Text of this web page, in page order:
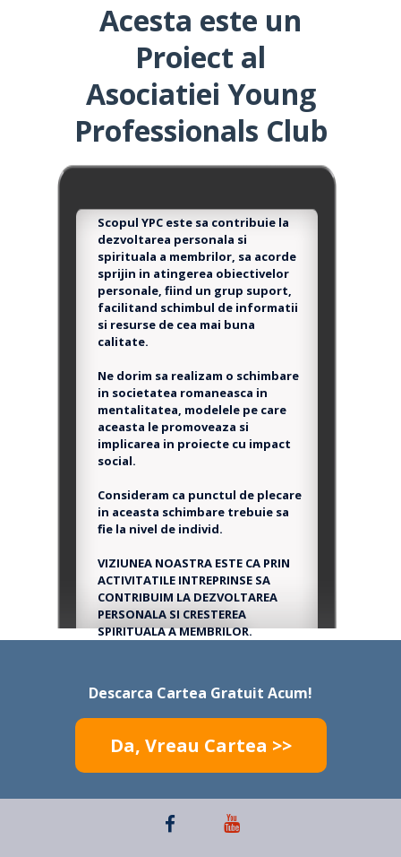
Acesta este un
Proiect al
Asociatiei Young
Professionals Club
Scopul YPC este sa contribuie la
dezvoltarea personala si
spirituala a membrilor, sa acorde
sprijin in atingerea obiectivelor
personale, fiind un grup suport,
facilitand schimbul de informatii
si resurse de cea mai buna
calitate.
Ne dorim sa realizam o schimbare
in societatea romaneasca in
mentalitatea, modelele pe care
aceasta le promoveaza si
implicarea in proiecte cu impact
social.
Consideram ca punctul de plecare
in aceasta schimbare trebuie sa
fie la nivel de individ.
VIZIUNEA NOASTRA ESTE CA PRIN
ACTIVITATILE INTREPRINSE SA
CONTRIBUIM LA DEZVOLTAREA
PERSONALA SI CRESTEREA
SPIRITUALA A MEMBRILOR.
Descarca Cartea Gratuit Acum!
Da, Vreau Cartea >>